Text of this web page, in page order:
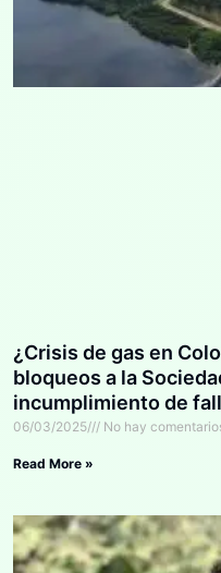
¿Crisis de gas en
bloqueos a la
incumplimiento de
06/03/2025 No hay
Read More »